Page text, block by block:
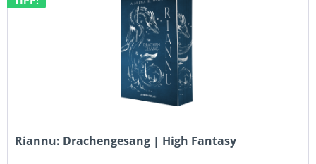
Riannu: Drachengesang | High Fantasy